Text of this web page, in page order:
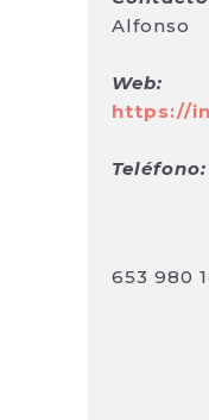
Alfonso
Web:
https://
Teléfono:
653 980